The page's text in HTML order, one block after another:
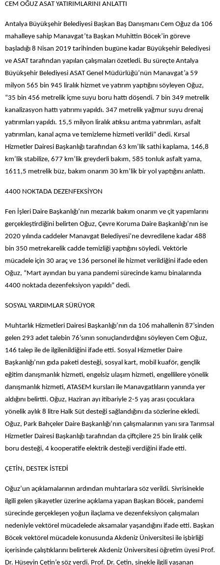
CEM OĞUZ ASAT YATIRIMLARINI ANLATTI
Antalya Büyükşehir Belediyesi Başkan Baş Danışmanı Cem Oğuz da 106
mahalleye sahip Manavgat’ta Başkan Muhittin Böcek’in göreve
başladığı 8 Nisan 2019 tarihinden bugüne kadar Büyükşehir Belediyesi
ve ASAT tarafından yapılan çalışmaları özetledi. Bu süreçte Antalya
Büyükşehir Belediyesi ASAT Genel Müdürlüğü’nün Manavgat’a 59
milyon 565 bin 945 liralık hizmet ve yatırım yaptığını söyleyen Oğuz,
“35 bin 456 metrelik içme suyu boru hattı döşendi. 7 bin 349 metrelik
kanalizasyon hattı yatırımı yapıldı. 347 metrelik yağmur suyu drenaj
yatırımları yapıldı. 15,5 milyon liralık atıksu arıtma yatırımları, asfalt
yatırımları, kanal açma ve temizleme hizmeti verildi” dedi. Kırsal
Hizmetler Dairesi Başkanlığı tarafından 63 km’lik sathi kaplama, 146,8
km’lik stabilize, 677 km’lik greyderli bakım, 585 tonluk asfalt yama,
1611,5 metrelik büz, bakım onarım 30 km’lik bir yol yaptığını anlattı.
4400 NOKTADA DEZENFEKSİYON
Fen İşleri Daire Başkanlığı’nın mezarlık bakım onarım ve çit yapımlarını
gerçekleştirdiğini belirten Oğuz, Çevre Koruma Daire Başkanlığı’nın ise
2020 yılında caddeler Manavgat Belediyesi’ne devredilene kadar 488
bin 350 metrekarelik cadde temizliği yaptığını söyledi. Vektörle
mücadele için 30 araç ve 136 personel ile hizmet verildiğini ifade eden
Oğuz, “Mart ayından bu yana pandemi sürecinde kamu binalarında
4400 noktada dezenfeksiyon yapıldı” dedi.
SOSYAL YARDIMLAR SÜRÜYOR
Muhtarlık Hizmetleri Dairesi Başkanlığı’nın da 106 mahallenin 87’sinden
gelen 293 adet talebin 76’sının sonuçlandırdığını söyleyen Cem Oğuz,
146 talep ile de ilgilenildiğini ifade etti. Sosyal Hizmetler Daire
Başkanlığı’nın gıda paketi desteği, sosyal kart, mobil kuaför, gençlik
eğitim danışmanlık hizmeti, engelsiz ulaşım hizmeti, engellilere yönelik
danışmanlık hizmeti, ATASEM kursları ile Manavgatlıların yanında yer
aldığını belirtti. Oğuz, Haziran ayı itibariyle 2-5 yaş arası çocuklara
yönelik aylık 8 litre Halk Süt desteği sağlandığını da sözlerine ekledi.
Oğuz, Park Bahçeler Daire Başkanlığı’nın çalışmalarının yanı sıra Tarımsal
Hizmetler Dairesi Başkanlığı tarafından da çiftçilere 25 bin liralık çelik
boru desteği, 4 kooperatife elektrik desteği verdiğini ifade etti.
ÇETİN, DESTEK İSTEDİ
Oğuz’un açıklamalarının ardından muhtarlara söz verildi. Sivrisinekle
ilgili gelen şikayetler üzerine açıklama yapan Başkan Böcek, pandemi
sürecinde gerçekleşen yoğun ilaçlama ve dezenfeksiyon çalışmaları
nedeniyle vektörel mücadelede aksamalar yaşandığını ifade etti. Başkan
Böcek vektörel mücadele konusunda Akdeniz Üniversitesi ile işbirliği
içerisinde çalıştıklarını belirterek Akdeniz Üniversitesi öğretim üyesi Prof.
Dr. Hüseyin Çetin’e söz verdi. Prof. Dr. Çetin, sinekle ilgili yaşanan